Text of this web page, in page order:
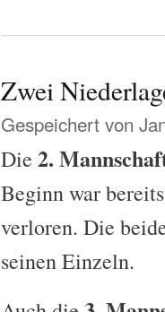
Zwei
Gespeichert von
Die 2.
Beginn war
verloren. Die
seinen Einzeln.